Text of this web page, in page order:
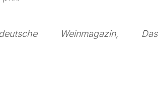
Weinmagazin, Das